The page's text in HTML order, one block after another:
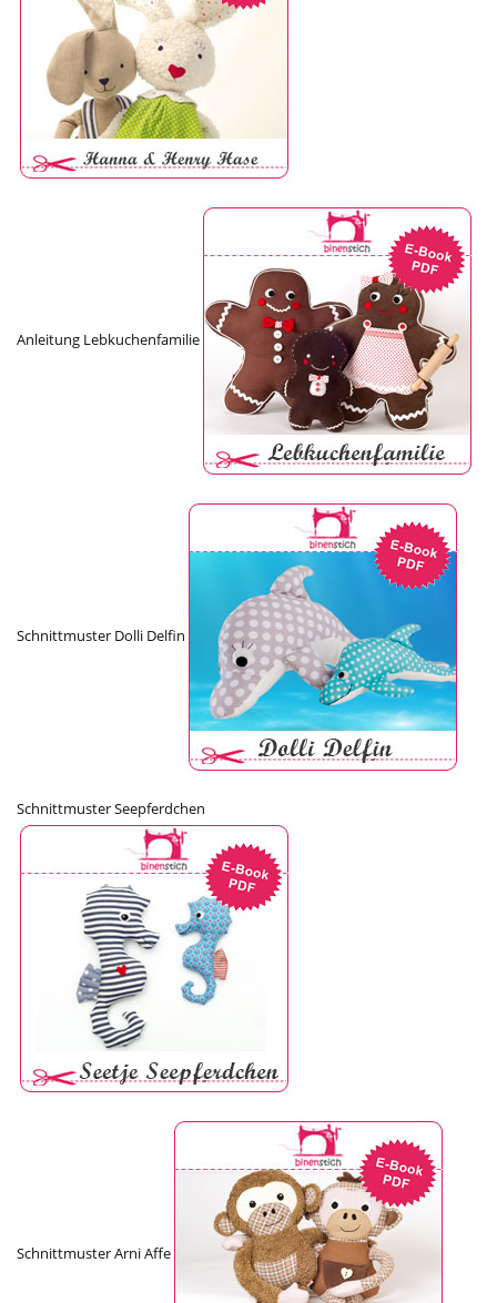
Anleitung Lebkuchenfamilie
Schnittmuster Dolli Delfin
Schnittmuster Seepferdchen
Schnittmuster Arni Affe